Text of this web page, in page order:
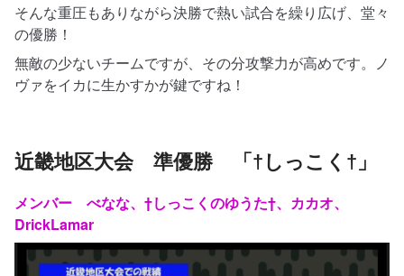
そんな重圧もありながら決勝で熱い試合を繰り広げ、堂々
の優勝！
無敵の少ないチームですが、その分攻撃力が高めです。ノ
ヴァをイカに生かすかが鍵ですね！
近畿地区大会 準優勝 「†しっこく†」
メンバー べなな、†しっこくのゆうた†、カカオ、
DrickLamar